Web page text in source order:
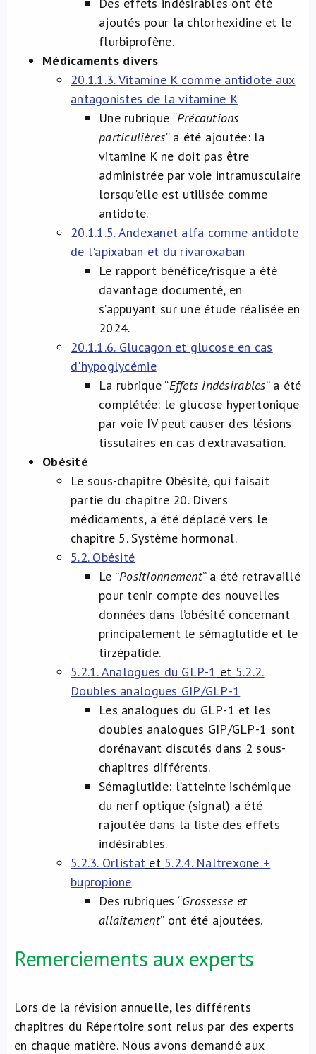
ajoutés pour la chlorhexidine et le
flurbiprofène.
Médicaments divers
20.1.1.3. Vitamine K comme antidote aux
antagonistes de la vitamine K
Une rubrique “Précautions
particulières” a été ajoutée: la
vitamine K ne doit pas être
administrée par voie intramusculaire
lorsqu'elle est utilisée comme
antidote.
20.1.1.5. Andexanet alfa comme antidote
de l'apixaban et du rivaroxaban
Le rapport bénéfice/risque a été
davantage documenté, en
s’appuyant sur une étude réalisée en
2024.
20.1.1.6. Glucagon et glucose en cas
d'hypoglycémie
La rubrique “Effets indésirables” a été
complétée: le glucose hypertonique
par voie IV peut causer des lésions
tissulaires en cas d'extravasation.
Obésité
Le sous-chapitre Obésité, qui faisait
partie du chapitre 20. Divers
médicaments, a été déplacé vers le
chapitre 5. Système hormonal.
5.2. Obésité
Le “Positionnement” a été retravaillé
pour tenir compte des nouvelles
données dans l’obésité concernant
principalement le sémaglutide et le
tirzépatide.
5.2.1. Analogues du GLP-1 et 5.2.2.
Doubles analogues GIP/GLP-1
Les analogues du GLP-1 et les
doubles analogues GIP/GLP-1 sont
dorénavant discutés dans 2 sous-
chapitres différents.
Sémaglutide: l’atteinte ischémique
du nerf optique (signal) a été
rajoutée dans la liste des effets
indésirables.
5.2.3. Orlistat et 5.2.4. Naltrexone +
bupropione
Des rubriques “Grossesse et
allaitement” ont été ajoutées.
Remerciements aux experts
Lors de la révision annuelle, les différents
chapitres du Répertoire sont relus par des experts
en chaque matière. Nous avons demandé aux